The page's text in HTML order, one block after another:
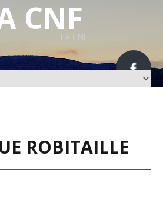
CNF
LA CNF
ROBITAILLE